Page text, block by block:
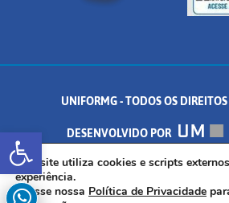
Abrir a barra de
UNIFORMG - TODOS OS
DESENVOLVIDO POR
AV. DR. ARNALDO DE SENNA, 328 -
35.574.530
Este site utiliza cookies e scripts
experiência.
Acesse nossa Política de Privacidade